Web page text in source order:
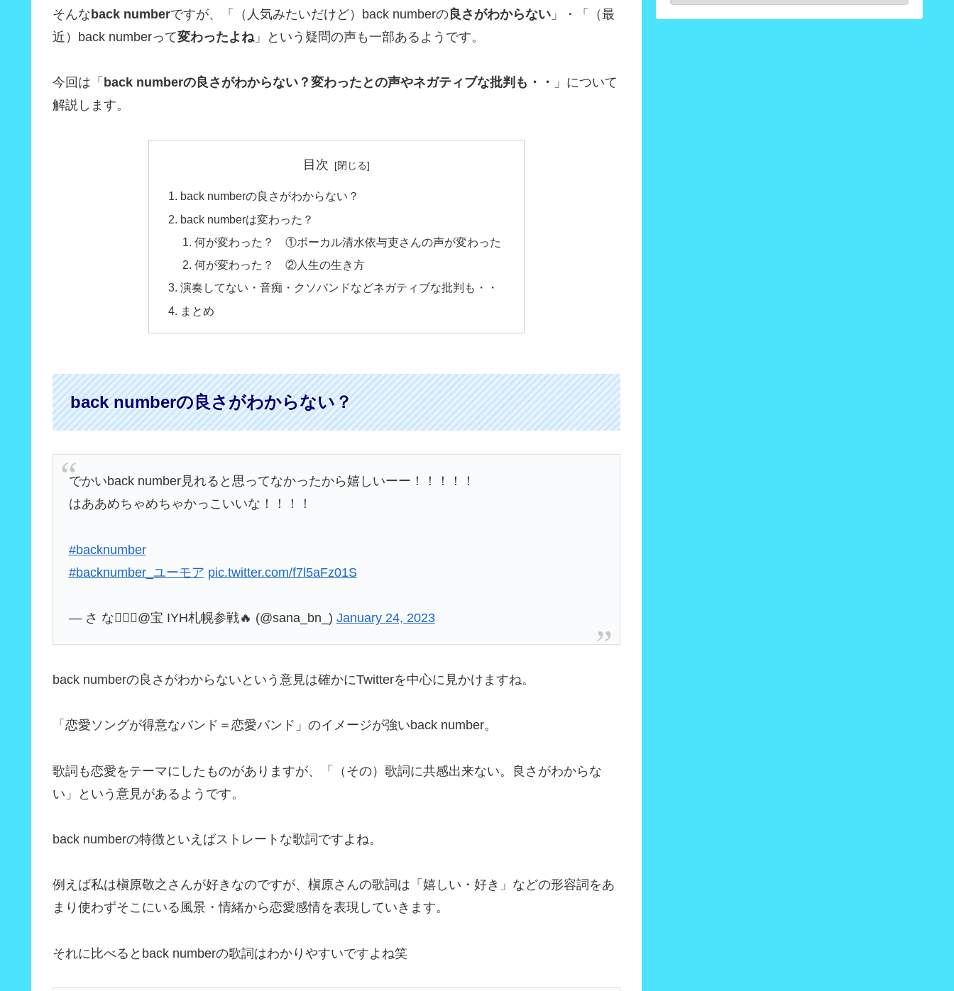
そんなback numberですが、「（人気みたいだけど）back numberの良さがわからない 」・「（最
近）back numberって変わったよね 」という疑問の声も一部あるようです。
今回は「 back numberの良さがわからない？変わったとの声やネガティブな批判も・・ 」について
解説します。
目次
back numberの良さがわからない？
back numberは変わった？
何が変わった？ ①ボーカル清水依与吏さんの声が変わった
何が変わった？ ②人生の生き方
演奏してない・音痴・クソバンドなどネガティブな批判も・・
まとめ
back numberの良さがわからない？
でかいback number見れると思ってなかったから嬉しいーー！！！！！
はああめちゃめちゃかっこいいな！！！！
#backnumber
#backnumber_ユーモア pic.twitter.com/f7l5aFz01S
— さ な🧙🏻‍♀️@宝 IYH札幌参戦🔥 (@sana_bn_) January 24, 2023
back numberの良さがわからないという意見は確かにTwitterを中心に見かけますね。
「恋愛ソングが得意なバンド＝恋愛バンド」のイメージが強いback number。
歌詞も恋愛をテーマにしたものがありますが、「（その）歌詞に共感出来ない。良さがわからな
い」という意見があるようです。
back numberの特徴といえばストレートな歌詞ですよね。
例えば私は槇原敬之さんが好きなのですが、槇原さんの歌詞は「嬉しい・好き」などの形容詞をあ
まり使わずそこにいる風景・情緒から恋愛感情を表現していきます。
それに比べるとback numberの歌詞はわかりやすいですよね笑